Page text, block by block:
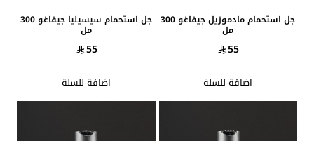
جل استحمام مادموزيل جيفاغو 300
مل
55
اضافة للسلة
جل استحمام سيسيليا جيفاغو 300
مل
55
اضافة للسلة